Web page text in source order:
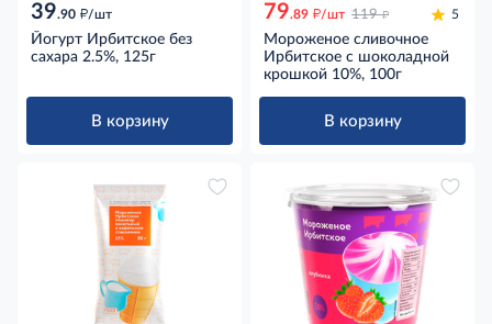
39.90 д/шт
Йогурт Ирбитское без
сахара 2.5%, 125г
В корзину
79.89 д/шт 119 д 5
Мороженое сливочное
Ирбитское с шоколадной
крошкой 10%, 100г
В корзину